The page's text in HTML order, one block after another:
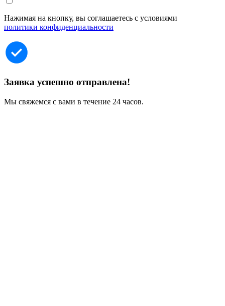
Нажимая на кнопку, вы соглашаетесь с условиями
политики конфиденциальности
Заявка успешно отправлена!
Мы свяжемся с вами в течение 24 часов.